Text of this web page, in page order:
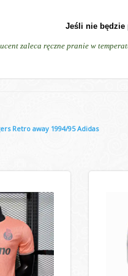
Jeśli nie będzie
zaleca ręczne pranie w
Retro away 1994/95 Adidas